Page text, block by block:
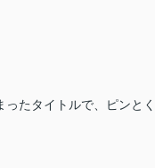
たタイトルで、ピンと